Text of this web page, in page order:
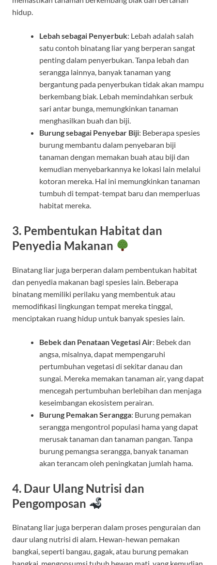
hidup.
Lebah sebagai Penyerbuk: Lebah adalah salah
satu contoh binatang liar yang berperan sangat
penting dalam penyerbukan. Tanpa lebah dan
serangga lainnya, banyak tanaman yang
bergantung pada penyerbukan tidak akan mampu
berkembang biak. Lebah memindahkan serbuk
sari antar bunga, memungkinkan tanaman
menghasilkan buah dan biji.
Burung sebagai Penyebar Biji: Beberapa spesies
burung membantu dalam penyebaran biji
tanaman dengan memakan buah atau biji dan
kemudian menyebarkannya ke lokasi lain melalui
kotoran mereka. Hal ini memungkinkan tanaman
tumbuh di tempat-tempat baru dan memperluas
habitat mereka.
3. Pembentukan Habitat dan
Penyedia Makanan
Binatang liar juga berperan dalam pembentukan habitat
dan penyedia makanan bagi spesies lain. Beberapa
binatang memiliki perilaku yang membentuk atau
memodifikasi lingkungan tempat mereka tinggal,
menciptakan ruang hidup untuk banyak spesies lain.
Bebek dan Penataan Vegetasi Air: Bebek dan
angsa, misalnya, dapat mempengaruhi
pertumbuhan vegetasi di sekitar danau dan
sungai. Mereka memakan tanaman air, yang dapat
mencegah pertumbuhan berlebihan dan menjaga
keseimbangan ekosistem perairan.
Burung Pemakan Serangga: Burung pemakan
serangga mengontrol populasi hama yang dapat
merusak tanaman dan tanaman pangan. Tanpa
burung pemangsa serangga, banyak tanaman
akan terancam oleh peningkatan jumlah hama.
4. Daur Ulang Nutrisi dan
Pengomposan
Binatang liar juga berperan dalam proses penguraian dan
daur ulang nutrisi di alam. Hewan-hewan pemakan
bangkai, seperti bangau, gagak, atau burung pemakan